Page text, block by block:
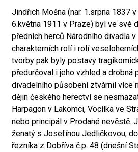
Jindřich Mošna (nar. 1.srpna 1837
6.května 1911 v Praze) byl ve své
předních herců Národního divadla
charakterních rolí i rolí
tvorby pak byly postavy
předurčoval i jeho vzhled a drobná
divadelního působení ztvárnil více
dějin českého herectví se
Harpagon v Lakomci, Vocílka ve
nebo principál v Prodané nevěstě.
ženatý s Josefínou Jedličkovou,
řezníka z Dobříva č.p. 48 (dnešní